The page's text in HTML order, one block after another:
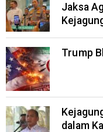
Jaksa
Trump
dalam